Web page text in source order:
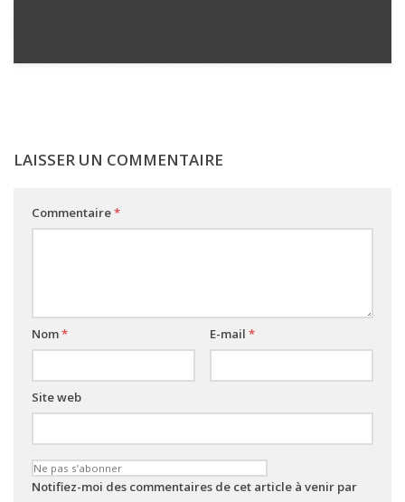
LAISSER UN COMMENTAIRE
Commentaire*
Nom* E-mail *
Site web
Notifiez-moi des commentaires de cet article à venir par